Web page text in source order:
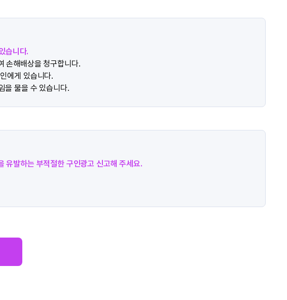
습니다.
손해배상을 청구합니다.
에게 있습니다.
을 물을 수 있습니다.
유발하는 부적절한 구인광고 신고해 주세요.